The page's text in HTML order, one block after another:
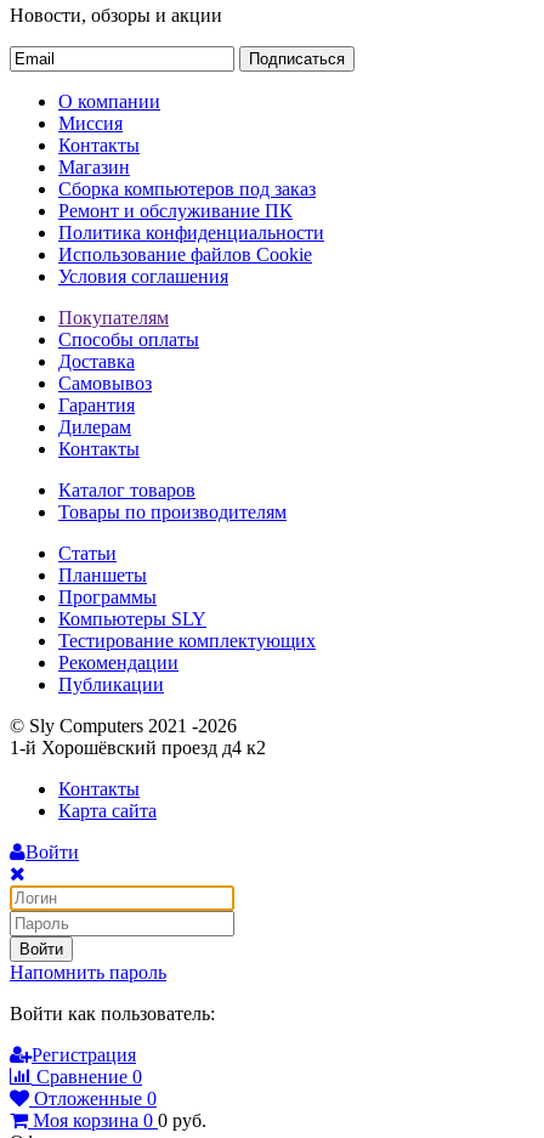
Новости, обзоры и акции
Подписаться
О компании
Миссия
Контакты
Магазин
Сборка компьютеров под заказ
Ремонт и обслуживание ПК
Политика конфиденциальности
Использование файлов Cookie
Условия соглашения
Покупателям
Способы оплаты
Доставка
Самовывоз
Гарантия
Дилерам
Контакты
Каталог товаров
Товары по производителям
Статьи
Планшеты
Программы
Компьютеры SLY
Тестирование комплектующих
Рекомендации
Публикации
© Sly Computers 2021 -2026
1-й Хорошёвский проезд д4 к2
Контакты
Карта сайта
Войти
Войти
Напомнить пароль
Войти как пользователь:
Регистрация
Сравнение 0
Отложенные 0
Моя корзина 0 0 руб.